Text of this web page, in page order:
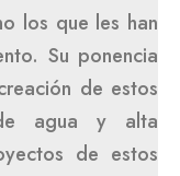
los que les han
Su ponencia
de estos
agua y alta
de estos